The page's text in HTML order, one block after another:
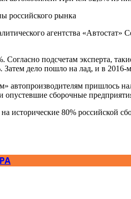
агентства
Согласно подсчетам
Затем дело пошло на лад, и в
пришлось
сборочные
исторические 80% российской